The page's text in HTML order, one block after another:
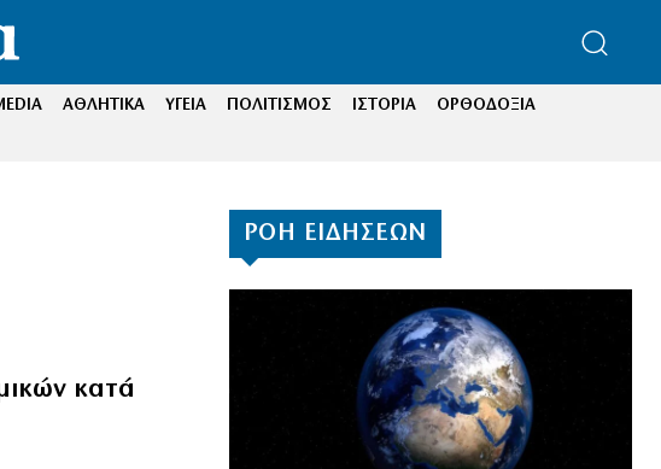
ΑΘΛΗΤΙΚΑ ΥΓΕΙΑ ΠΟΛΙΤΙΣΜΟΣ ΙΣΤΟΡΙΑ
ΟΡΘΟΔΟΞΙΑ
κατά
ΡΟΗ ΕΙΔΗΣΕΩΝ